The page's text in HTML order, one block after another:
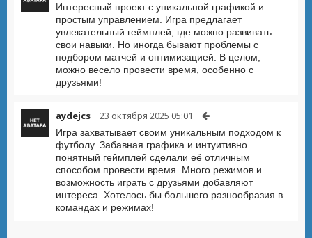
Интересный проект с уникальной графикой и
простым управлением. Игра предлагает
увлекательный геймплей, где можно развивать
свои навыки. Но иногда бывают проблемы с
подбором матчей и оптимизацией. В целом,
можно весело провести время, особенно с
друзьями!
aydejcs 23 октября 2025 05:01
Игра захватывает своим уникальным подходом к
футболу. Забавная графика и интуитивно
понятный геймплей сделали её отличным
способом провести время. Много режимов и
возможность играть с друзьями добавляют
интереса. Хотелось бы большего разнообразия в
командах и режимах!